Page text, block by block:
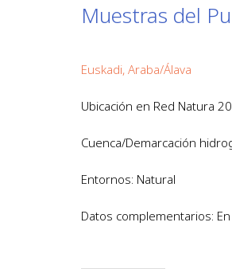
Muestras del
Euskadi, Araba/Álava
Ubicación en Red Natura
Cuenca/Demarcación
Entornos: Natural
Datos complementarios: